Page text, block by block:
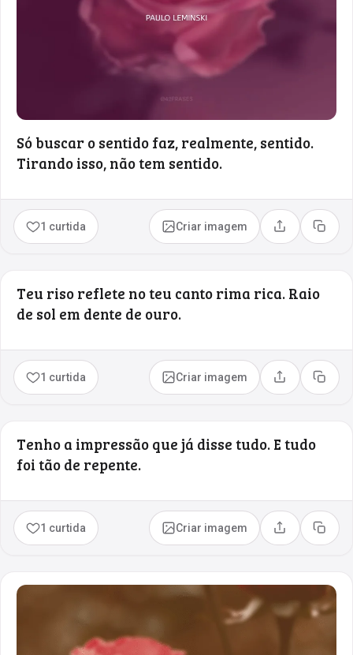
Só buscar o sentido faz, realmente, sentido.
Tirando isso, não tem sentido.
1 curtida Criar imagem Compartilhar
Copiar
Teu riso reflete no teu canto rima rica. Raio
de sol em dente de ouro.
1 curtida Criar imagem Compartilhar
Copiar
Tenho a impressão que já disse tudo. E tudo
foi tão de repente.
1 curtida Criar imagem Compartilhar
Copiar